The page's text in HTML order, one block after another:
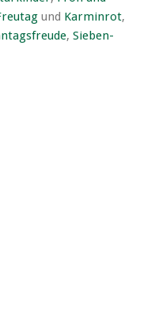
und Karminrot,
, Sieben-